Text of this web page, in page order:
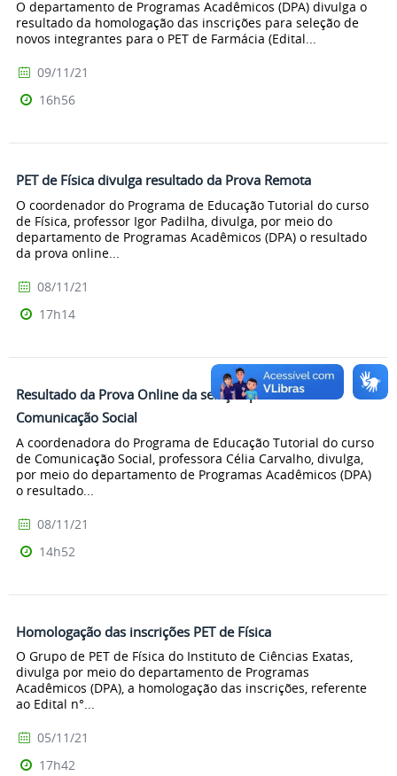
O departamento de Programas Acadêmicos (DPA) divulga o
resultado da homologação das inscrições para seleção de
novos integrantes para o PET de Farmácia (Edital...
09/11/21
16h56
PET de Física divulga resultado da Prova Remota
O coordenador do Programa de Educação Tutorial do curso
de Física, professor Igor Padilha, divulga, por meio do
departamento de Programas Acadêmicos (DPA) o resultado
da prova online...
08/11/21
17h14
Resultado da Prova Online da seleção para o PET de
Comunicação Social
A coordenadora do Programa de Educação Tutorial do curso
de Comunicação Social, professora Célia Carvalho, divulga,
por meio do departamento de Programas Acadêmicos (DPA)
o resultado...
08/11/21
14h52
Homologação das inscrições PET de Física
O Grupo de PET de Física do Instituto de Ciências Exatas,
divulga por meio do departamento de Programas
Acadêmicos (DPA), a homologação das inscrições, referente
ao Edital n°...
05/11/21
17h42